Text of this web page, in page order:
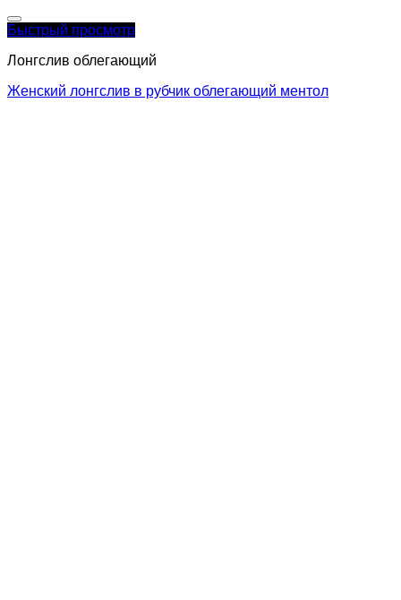
Быстрый просмотр
Лонгслив облегающий
Женский лонгслив в рубчик облегающий ментол